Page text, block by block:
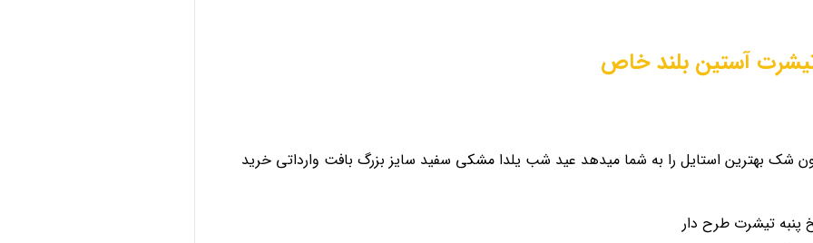
آستین بلند خاص
بهترین استایل را به شما میدهد عید شب یلدا مشکی سفید سایز بزرگ بافت وارداتی خرید
تیشرت طرح دار